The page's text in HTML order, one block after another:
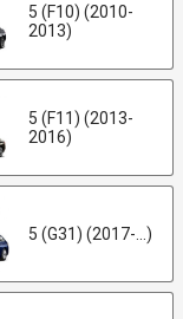
5 (F10) (2010-
2013)
5 (F11) (2013-
2016)
5 (G31) (2017-...)